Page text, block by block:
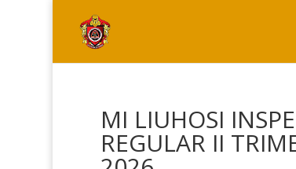
MI LIUHOSI
REGULAR II